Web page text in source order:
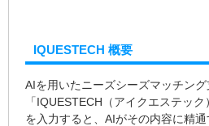
IQUESTECH 概要
AIを用いたニーズシーズマッチング
「IQUESTECH（アイクエステッ
を入力すると、AIがその内容に精